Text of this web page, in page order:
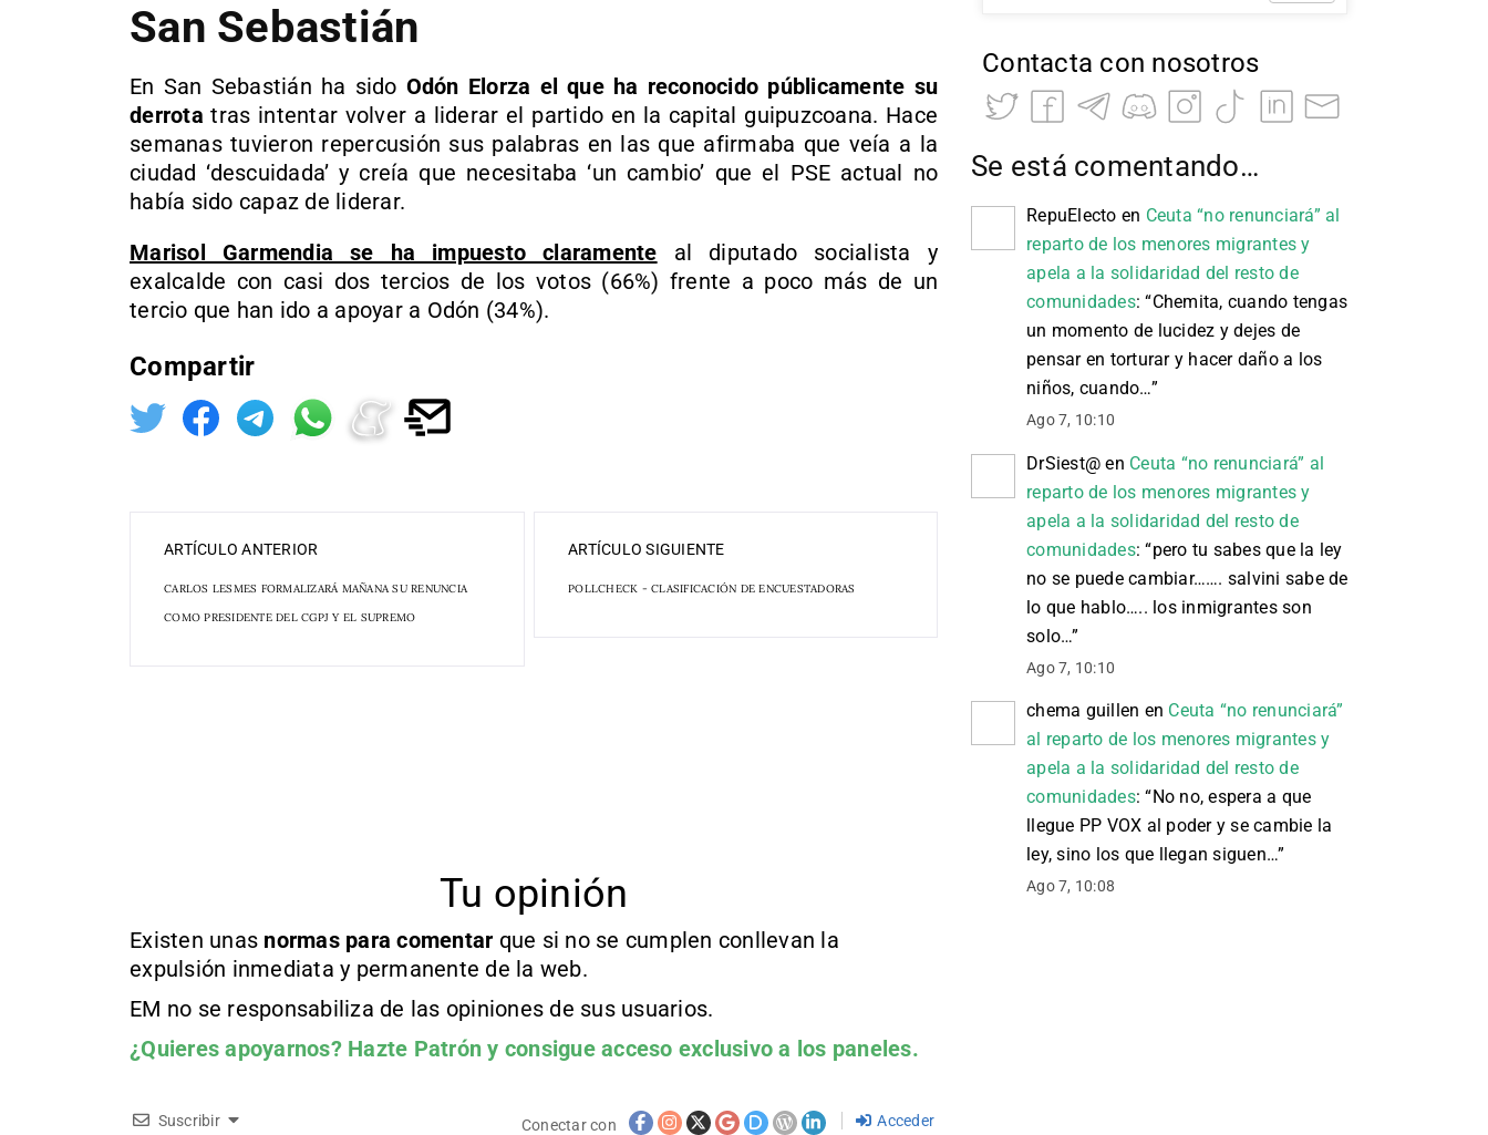
San Sebastián
En San Sebastián ha sido Odón Elorza el que ha reconocido públicamente su
derrota tras intentar volver a liderar el partido en la capital guipuzcoana. Hace
semanas tuvieron repercusión sus palabras en las que afirmaba que veía a la
ciudad ‘descuidada’ y creía que necesitaba ‘un cambio’ que el PSE actual no
había sido capaz de liderar.
Marisol Garmendia se ha impuesto claramente al diputado socialista y
exalcalde con casi dos tercios de los votos (66%) frente a poco más de un
tercio que han ido a apoyar a Odón (34%).
Compartir
ARTÍCULO ANTERIOR
CARLOS LESMES FORMALIZARÁ MAÑANA SU RENUNCIA
COMO PRESIDENTE DEL CGPJ Y EL SUPREMO
ARTÍCULO SIGUIENTE
POLLCHECK - CLASIFICACIÓN DE ENCUESTADORAS
Tu opinión
Existen unas normas para comentar que si no se cumplen conllevan la
expulsión inmediata y permanente de la web.
EM no se responsabiliza de las opiniones de sus usuarios.
¿Quieres apoyarnos? Hazte Patrón y consigue acceso exclusivo a los paneles.
Suscribir Conectar con Acceder
Contacta con nosotros
Se está comentando…
RepuElecto en Ceuta “no renunciará” al
reparto de los menores migrantes y
apela a la solidaridad del resto de
comunidades: “Chemita, cuando tengas
un momento de lucidez y dejes de
pensar en torturar y hacer daño a los
niños, cuando…”
Ago 7, 10:10
DrSiest@ en Ceuta “no renunciará” al
reparto de los menores migrantes y
apela a la solidaridad del resto de
comunidades: “pero tu sabes que la ley
no se puede cambiar……. salvini sabe de
lo que hablo….. los inmigrantes son
solo…”
Ago 7, 10:10
chema guillen en Ceuta “no renunciará”
al reparto de los menores migrantes y
apela a la solidaridad del resto de
comunidades: “No no, espera a que
llegue PP VOX al poder y se cambie la
ley, sino los que llegan siguen…”
Ago 7, 10:08